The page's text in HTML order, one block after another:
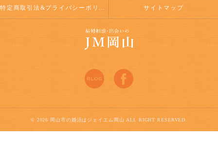
特定商取引法&プライバシーポリシー サイトマップ
© 2026 岡山市の婚活はジェイエム岡山 ALL RIGHT RESERVED.